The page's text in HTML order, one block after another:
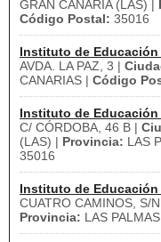
GRAN CANARIA (LAS) |
Código Postal: 35016
Instituto de Educación
AVDA. LA PAZ, 3 |
CANARIAS | Código
Instituto de Educación
C/ CÓRDOBA, 46 B |
(LAS) | Provincia: LAS
35016
Instituto de Educación
CUATRO CAMINOS, S/
Provincia: LAS